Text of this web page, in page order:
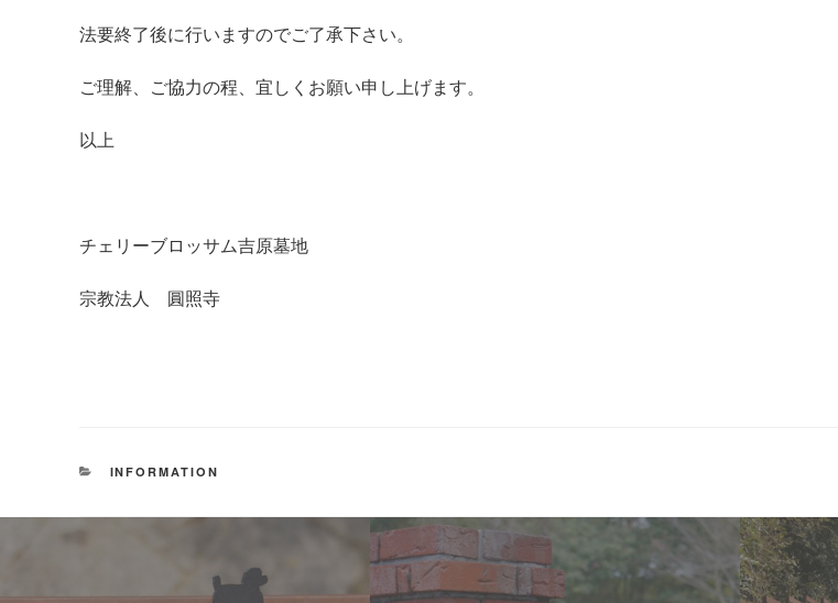
法要終了後に行いますのでご了承下さい。
ご理解、ご協力の程、宜しくお願い申し上げます。
以上
チェリーブロッサム吉原墓地
宗教法人 圓照寺
カ
INFORMATION